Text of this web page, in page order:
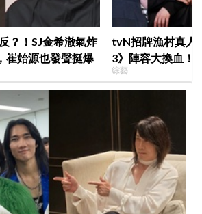
？！SJ金希澈氣炸
崔始源也發聲挺爆
tvN招牌漁村真人
3》陣容大換血！
曝新成員為金善
綜藝